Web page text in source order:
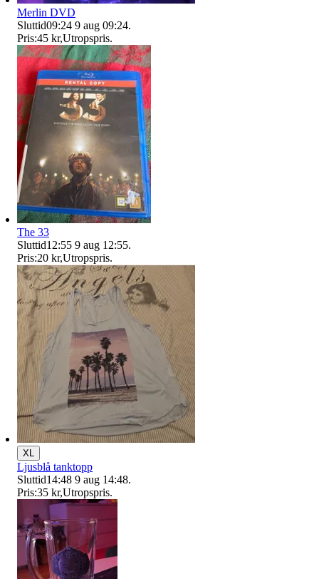
Merlin DVD
Sluttid09:24 9 aug 09:24.
Pris:45 kr,Utropspris.
The 33
Sluttid12:55 9 aug 12:55.
Pris:20 kr,Utropspris.
XL
Ljusblå tanktopp
Sluttid14:48 9 aug 14:48.
Pris:35 kr,Utropspris.